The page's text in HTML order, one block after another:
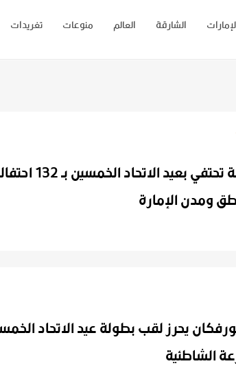
تغريدات منوعات العالم الشارقة
بعيد الاتحاد الخمسين بـ 132 احتفالا
ومدن الإمارة
يحرز لقب بطولة عيد الاتحاد
الشاطئية